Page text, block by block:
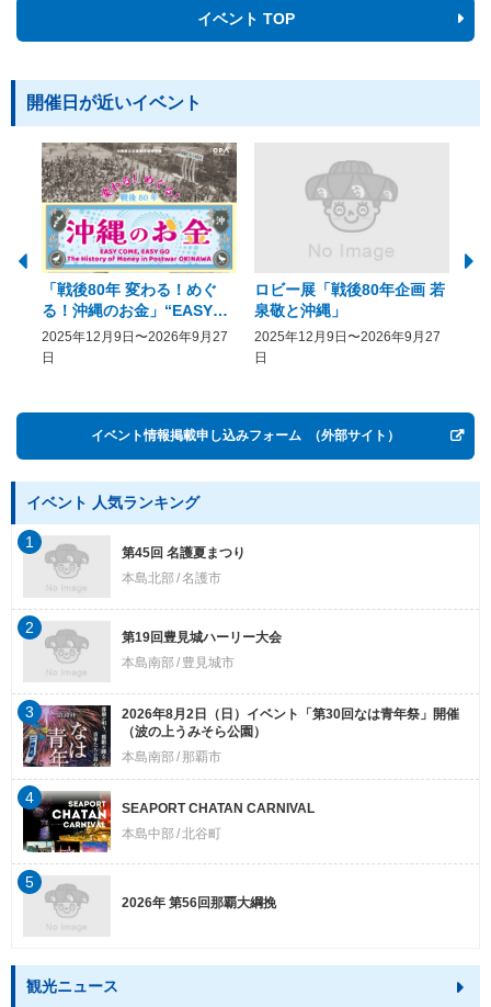
イベント TOP
開催日が近いイベント
「戦後80年 変わる！めぐ
る！沖縄のお金」“EASY
COME, EASY GO － The
History of Money in
2025年12月9日〜2026年9月27
日
ロビー展「戦後80年企画 若
泉敬と沖縄」
2025年12月9日〜2026年9月27
日
イベント情報掲載申し込みフォーム （外部サイト）
イベント 人気ランキング
第45回 名護夏まつり
本島北部 名護市
1
第19回豊見城ハーリー大会
本島南部
豊見城市
2
2026年8月2日（日）イベント「第30回なは青年祭」開催
（波の上うみそら公園）
本島南部
那覇市
3
SEAPORT CHATAN CARNIVAL
本島中部 北谷町
4
2026年 第56回那覇大綱挽
5
観光ニュース